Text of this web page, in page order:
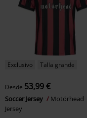
Exclusivo Talla grande
Desde 53,99 €
Soccer Jersey
Motörhead
Jersey